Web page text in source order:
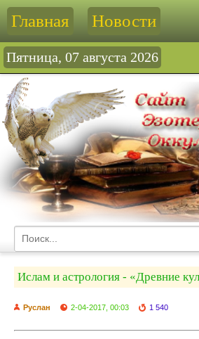
Главная Новости
Пятница, 07 августа 2026
Ислам и астрология - «Древние
Руслан 2-04-2017, 00:03 1 540